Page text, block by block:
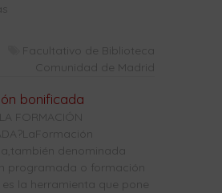
Facultativo de Biblioteca
Comunidad de Madrid
bonificada
FORMACIÓN
denominada
programada o formación
es la herramienta que pone